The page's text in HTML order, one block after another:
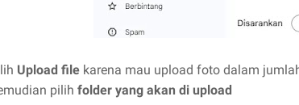
Upload file karena mau upload foto dalam
pilih folder yang akan di upload